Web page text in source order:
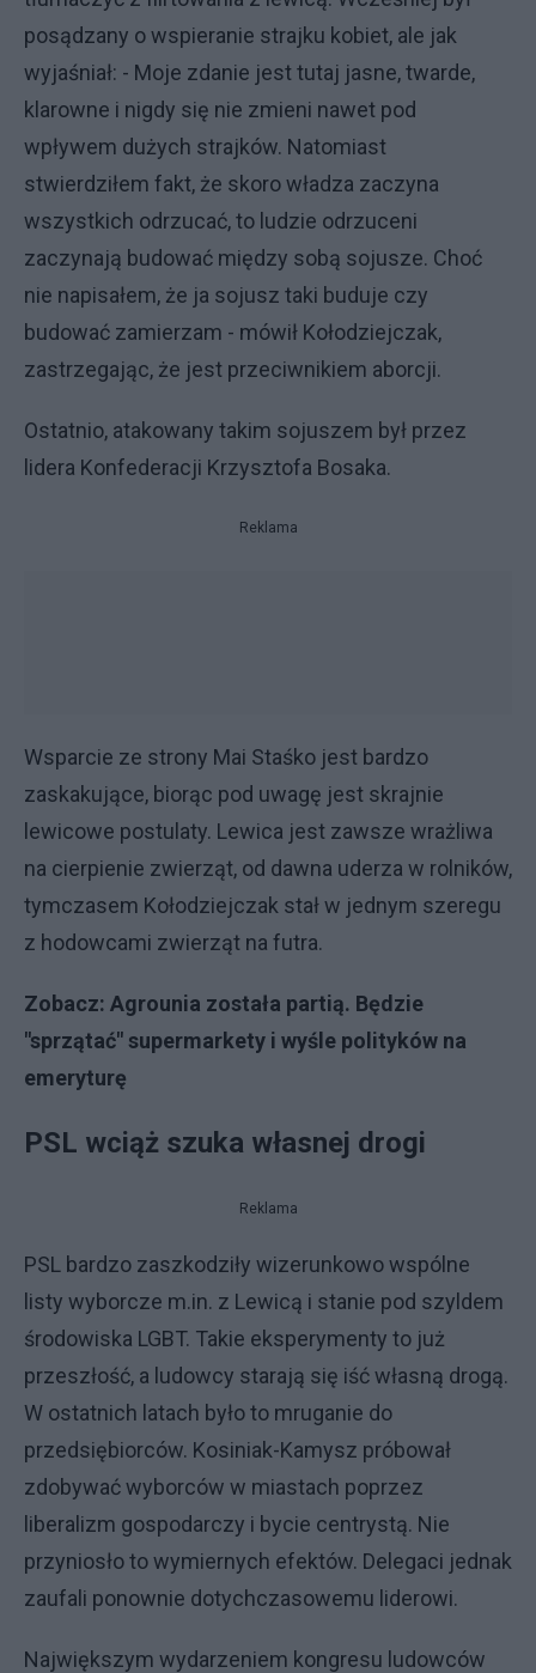
posądzany o wspieranie strajku kobiet, ale jak
wyjaśniał: - Moje zdanie jest tutaj jasne, twarde,
klarowne i nigdy się nie zmieni nawet pod
wpływem dużych strajków. Natomiast
stwierdziłem fakt, że skoro władza zaczyna
wszystkich odrzucać, to ludzie odrzuceni
zaczynają budować między sobą sojusze. Choć
nie napisałem, że ja sojusz taki buduje czy
budować zamierzam - mówił Kołodziejczak,
zastrzegając, że jest przeciwnikiem aborcji.
Ostatnio, atakowany takim sojuszem był przez
lidera Konfederacji Krzysztofa Bosaka.
Reklama
Wsparcie ze strony Mai Staśko jest bardzo
zaskakujące, biorąc pod uwagę jest skrajnie
lewicowe postulaty. Lewica jest zawsze wrażliwa
na cierpienie zwierząt, od dawna uderza w rolników,
tymczasem Kołodziejczak stał w jednym szeregu
z hodowcami zwierząt na futra.
Zobacz: Agrounia została partią. Będzie
"sprzątać" supermarkety i wyśle polityków na
emeryturę
PSL wciąż szuka własnej drogi
Reklama
PSL bardzo zaszkodziły wizerunkowo wspólne
listy wyborcze m.in. z Lewicą i stanie pod szyldem
środowiska LGBT. Takie eksperymenty to już
przeszłość, a ludowcy starają się iść własną drogą.
W ostatnich latach było to mruganie do
przedsiębiorców. Kosiniak-Kamysz próbował
zdobywać wyborców w miastach poprzez
liberalizm gospodarczy i bycie centrystą. Nie
przyniosło to wymiernych efektów. Delegaci jednak
zaufali ponownie dotychczasowemu liderowi.
Największym wydarzeniem kongresu ludowców